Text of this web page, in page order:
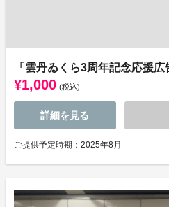
「雲丹ゐくら3周年記念応援
¥1,000 (税込)
詳細を見る
ご提供予定時期：2025年8月